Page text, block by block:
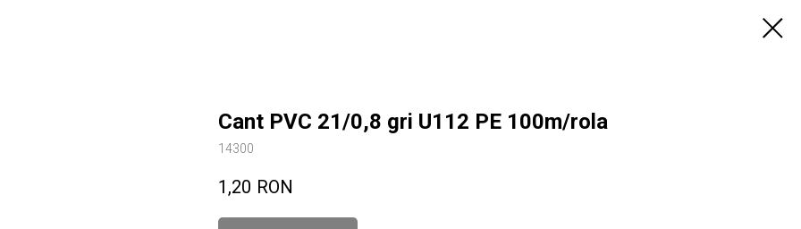
Cant PVC 21/0,8 gri U112 PE 100m/rola
14300
1,20 RON